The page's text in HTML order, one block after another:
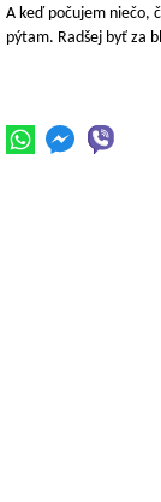
A keď počujem niečo,
pýtam. Radšej byť za